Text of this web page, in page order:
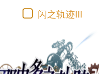
闪之轨迹III